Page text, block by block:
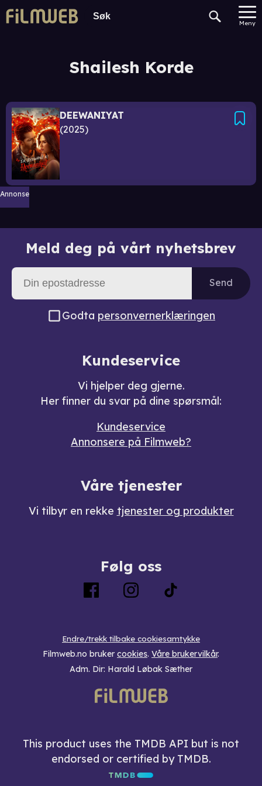
Meny
Shailesh Korde
DEEWANIYAT
2025
Annonse
Meld deg på vårt nyhetsbrev
Send
Godta personvernerklæringen
Kundeservice
Vi hjelper deg gjerne.
Her finner du svar på dine spørsmål:
Kundeservice
Annonsere på Filmweb?
Våre tjenester
Vi tilbyr en rekke tjenester og produkter
Følg oss
Endre/trekk tilbake cookiesamtykke
Filmweb.no bruker cookies. Våre brukervilkår.
Adm. Dir: Harald Løbak Sæther
This product uses the TMDB API but is not
endorsed or certified by TMDB.